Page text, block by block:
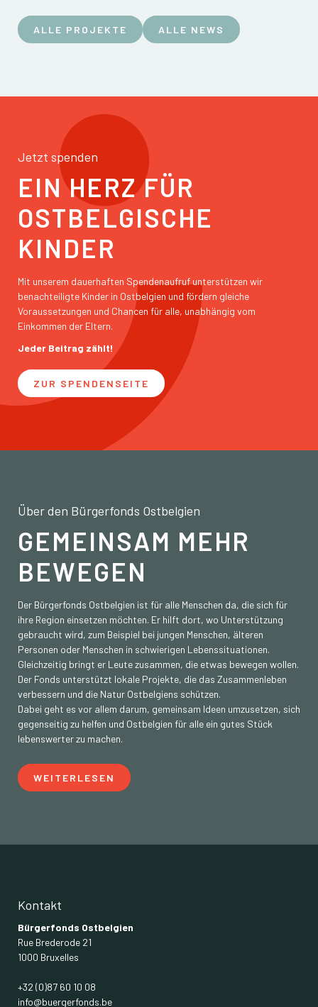
ALLE PROJEKTE ALLE NEWS
Jetzt spenden
EIN HERZ FÜR
OSTBELGISCHE
KINDER
Mit unserem dauerhaften Spendenaufruf unterstützen wir
benachteiligte Kinder in Ostbelgien und fördern gleiche
Voraussetzungen und Chancen für alle, unabhängig vom
Einkommen der Eltern.
Jeder Beitrag zählt!
ZUR SPENDENSEITE
Über den Bürgerfonds Ostbelgien
GEMEINSAM MEHR
BEWEGEN
Der Bürgerfonds Ostbelgien ist für alle Menschen da, die sich für
ihre Region einsetzen möchten. Er hilft dort, wo Unterstützung
gebraucht wird, zum Beispiel bei jungen Menschen, älteren
Personen oder Menschen in schwierigen Lebenssituationen.
Gleichzeitig bringt er Leute zusammen, die etwas bewegen wollen.
Der Fonds unterstützt lokale Projekte, die das Zusammenleben
verbessern und die Natur Ostbelgiens schützen.
Dabei geht es vor allem darum, gemeinsam Ideen umzusetzen, sich
gegenseitig zu helfen und Ostbelgien für alle ein gutes Stück
lebenswerter zu machen.
WEITERLESEN
Kontakt
Bürgerfonds Ostbelgien
Rue Brederode 21
1000 Bruxelles
+32 (0)87 60 10 08
info@buergerfonds.be